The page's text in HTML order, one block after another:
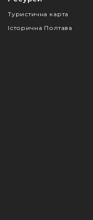
Туристична карта
Історична Полтава